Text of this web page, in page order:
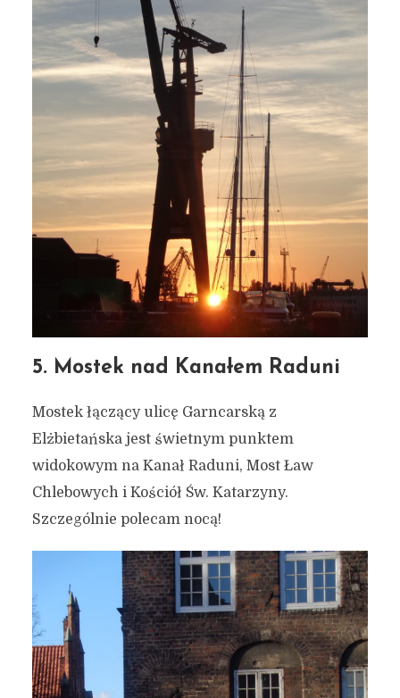
5. Mostek nad Kanałem Raduni
Mostek łączący ulicę Garncarską z
Elżbietańska jest świetnym punktem
widokowym na Kanał Raduni, Most Ław
Chlebowych i Kościół Św. Katarzyny.
Szczególnie polecam nocą!